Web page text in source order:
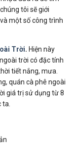
tôi sẽ giới
một số công trình
Trời. Hiện này
trời có đặc tính
tiết nắng, mưa.
quán cà phê ngoài
giá trị sử dụng từ 8
ta.